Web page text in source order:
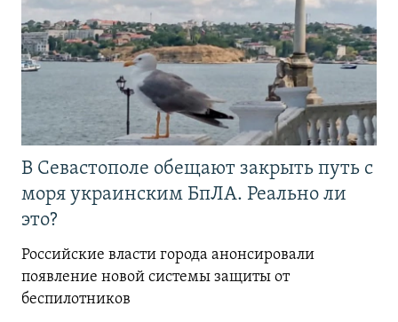
В Севастополе обещают закрыть путь с
моря украинским БпЛА. Реально ли
это?
Российские власти города анонсировали
появление новой системы защиты от
беспилотников